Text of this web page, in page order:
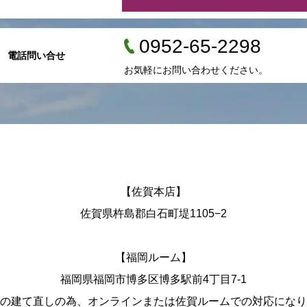
電話問い合せ 0952-65-2298
お気軽にお問い合わせください。
【佐賀本店】
佐賀県杵島郡白石町堤1105−2
【福岡ルーム】
福岡県福岡市博多区博多駅前4丁目7-1
建て直しの為、オンラインまたは佐賀ルームでの対応にな